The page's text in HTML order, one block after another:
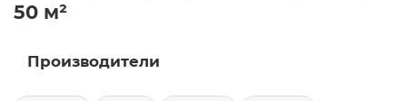
50 м²
Производители